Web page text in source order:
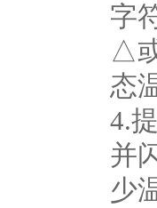
字
△
态
4.
并
少